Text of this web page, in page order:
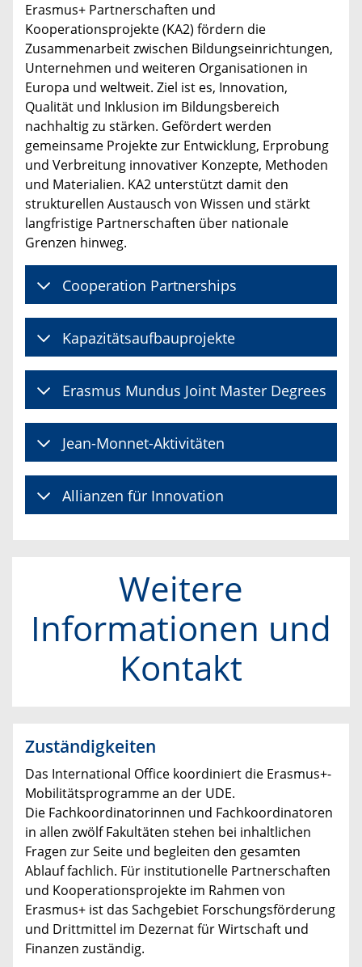
Erasmus+ Partnerschaften und
Kooperationsprojekte (KA2) fördern die
Zusammenarbeit zwischen Bildungseinrichtungen,
Unternehmen und weiteren Organisationen in
Europa und weltweit. Ziel ist es, Innovation,
Qualität und Inklusion im Bildungsbereich
nachhaltig zu stärken. Gefördert werden
gemeinsame Projekte zur Entwicklung, Erprobung
und Verbreitung innovativer Konzepte, Methoden
und Materialien. KA2 unterstützt damit den
strukturellen Austausch von Wissen und stärkt
langfristige Partnerschaften über nationale
Grenzen hinweg.
Cooperation Partnerships
Kapazitätsaufbauprojekte
Erasmus Mundus Joint Master Degrees
Jean-Monnet-Aktivitäten
Allianzen für Innovation
Weitere
Informationen und
Kontakt
Zuständigkeiten
Das International Office koordiniert die Erasmus+-
Mobilitätsprogramme an der UDE.
Die Fachkoordinatorinnen und Fachkoordinatoren
in allen zwölf Fakultäten stehen bei inhaltlichen
Fragen zur Seite und begleiten den gesamten
Ablauf fachlich. Für institutionelle Partnerschaften
und Kooperationsprojekte im Rahmen von
Erasmus+ ist das Sachgebiet Forschungsförderung
und Drittmittel im Dezernat für Wirtschaft und
Finanzen zuständig.